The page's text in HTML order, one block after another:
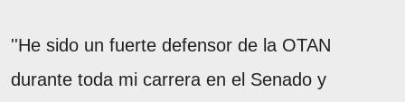
''He sido un fuerte defensor de la OTAN
durante toda mi carrera en el Senado y